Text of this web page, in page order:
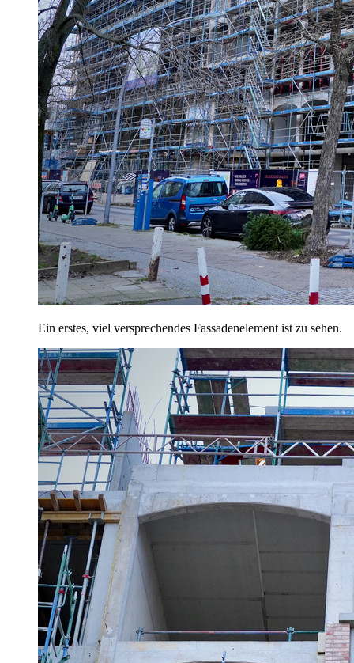
Ein erstes, viel versprechendes Fassadenelement ist zu sehen.